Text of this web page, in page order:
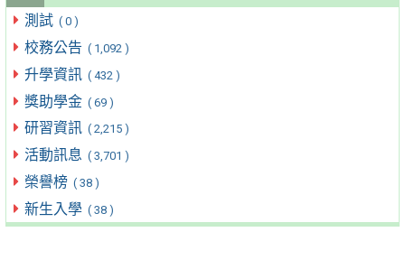
測試 ( 0 )
校務公告 ( 1,092 )
升學資訊 ( 432 )
獎助學金 ( 69 )
研習資訊 ( 2,215 )
活動訊息 ( 3,701 )
榮譽榜 ( 38 )
新生入學 ( 38 )